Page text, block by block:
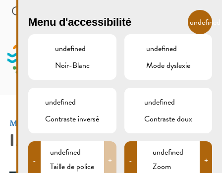
Skip to main content
MENU
Mini-Golf & Mini-Cars
IMG_2806
Menu d'accessibilité undefined
undefined
Noir-Blanc
undefined
Mode dyslexie
undefined
Contraste inversé
undefined
Contraste doux
-
undefined
Taille de police
+ -
undefined
Zoom
+